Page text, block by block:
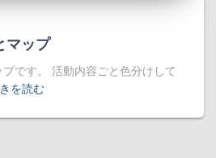
マップ
です。 活動内容ごと色分けして
を読む